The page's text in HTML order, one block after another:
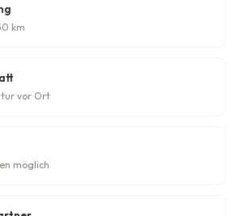
km
vor Ort
möglich